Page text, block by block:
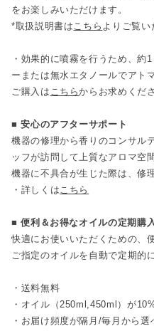
をお楽しみいただけます。
*取扱説明書はこちら よりご覧い
・効果的に噴霧を行うため、約
ーまたは無水エタノールでアト
ご購入は こちらからお求めくだ
■ 安心のアフターサポート
機器の修理から香りのコンサル
ッフが訪問して上質なアロマ空
機器に不具合が生じた際は、修
・詳しくはこちら
■ 便利＆お得なオイルの定期購
快適にお使いいただくための、
ご指定のオイルを自動で定期的
・送料無料
・オイル（250ml,450ml）が
・お届け頻度が隔月/毎月から選